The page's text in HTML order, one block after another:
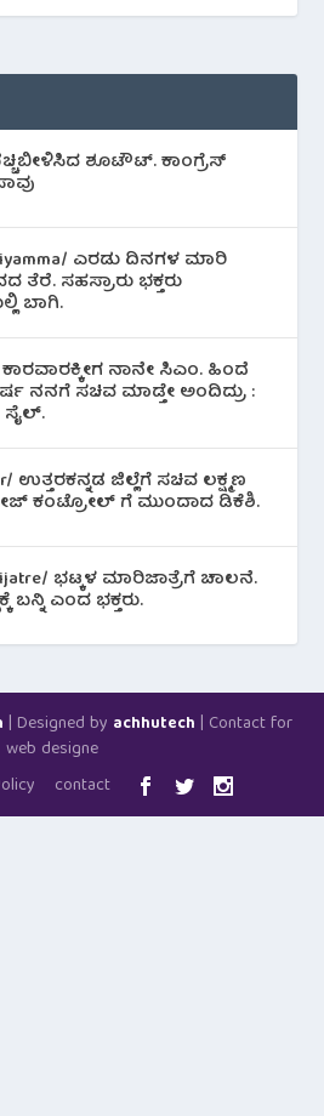
ಶೂಟೌಟ್‌. ಕಾಂಗ್ರೆಸ್
ಎರಡು ದಿನಗಳ ಮಾರಿ
ತೆರೆ. ಸಹಸ್ರಾರು ಭಕ್ತರು
ಬಾಗಿ.
ಕಾರವಾರಕ್ಕೀಗ ನಾನೇ ಸಿಎಂ. ಹಿಂದೆ
ನನಗೆ ಸಚಿವ ಮಾಡ್ತೇ ಅಂದಿದ್ರು :
ಸೈಲ್.
ಉತ್ತರಕನ್ನಡ ಜಿಲ್ಲೆಗೆ ಸಚಿವ ಲಕ್ಷ್ಮಣ
ಕಂಟ್ರೋಲ್ ಗೆ ಮುಂದಾದ ಡಿಕೆಶಿ.
ಭಟ್ಕಳ ಮಾರಿಜಾತ್ರೆಗೆ ಚಾಲನೆ.
ಬನ್ನಿ ಎಂದ ಭಕ್ತರು.
| Designed by achhutech | Contact for
web designe
contact